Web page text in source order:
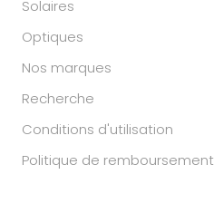
Solaires
Optiques
Nos marques
Recherche
Conditions d'utilisation
Politique de remboursement